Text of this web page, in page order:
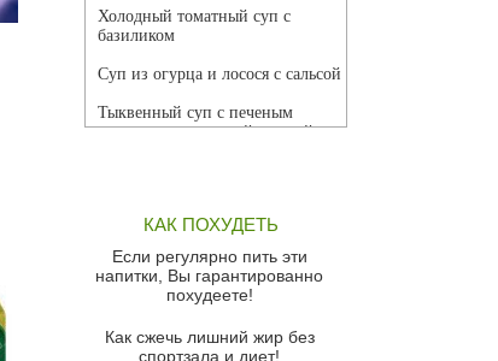
Холодный томатный суп с
базиликом
Суп из огурца и лосося с сальсой
Тыквенный суп с печеным
чесноком и томатной сальсой
красного перца
Парижский луковый суп
Суп из спаржи и горошка с
КАК ПОХУДЕТЬ
Если регулярно пить эти
напитки, Вы гарантированно
похудеете!
Как сжечь лишний жир без
спортзала и диет!